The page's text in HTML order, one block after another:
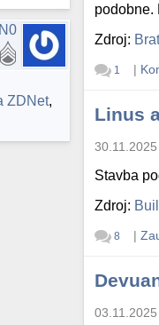
ZDNet,
podobne.
Zdroj:
1 |
Linus
Stavba
Zdroj:
8 |